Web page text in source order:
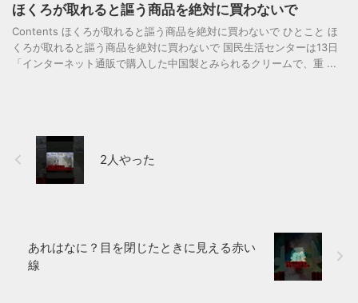
ほくろが取れると謳う商品を絶対に買わないで
Contents ほくろが取れると謳う商品を絶対に買わないで ひとこと ほ
くろが取れると謳う商品を絶対に買わないで 国民生活センターは13日
「インターネット通販で購入した中国製とみられるクリームで、重 ...
2人やった
あれはなに？目を閉じたときに見える赤い
線